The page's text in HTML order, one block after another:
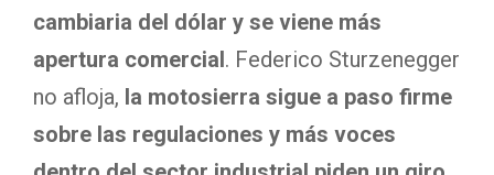
cambiaria del dólar y se viene más
apertura comercial. Federico Sturzenegger
no afloja, la motosierra sigue a paso firme
sobre las regulaciones y más voces